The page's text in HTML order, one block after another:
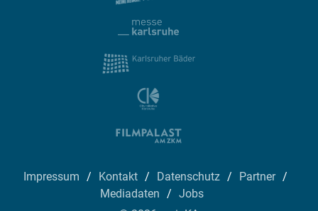
Impressum Kontakt Datenschutz
Partner
Mediadaten
Jobs